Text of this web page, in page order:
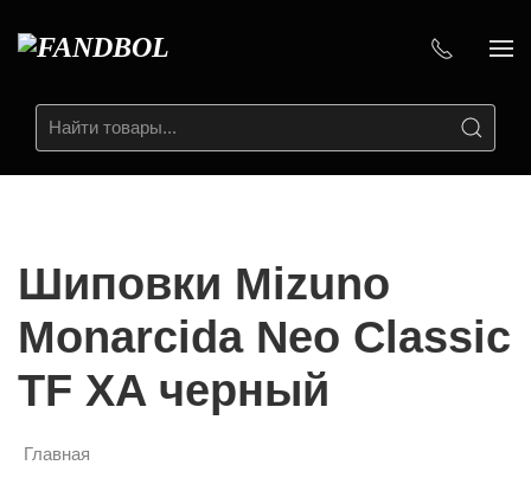
Шиповки Mizuno
Monarcida Neo Classic
TF XA черный
Главная